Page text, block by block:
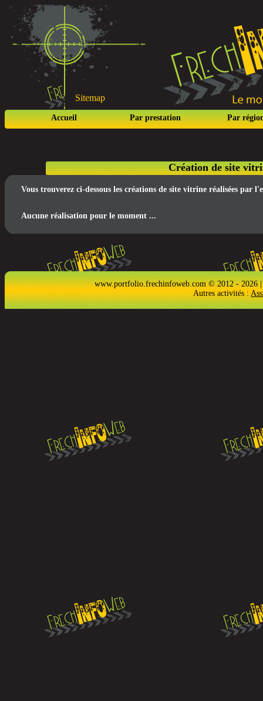
Sitemap
Accueil Par prestation Par
Création de site
Vous trouverez ci-dessous les créations de site vitrine réalisées
Aucune réalisation pour le moment ...
www.portfolio.frechinfoweb.com © 2012 - 2026
Autres activités :